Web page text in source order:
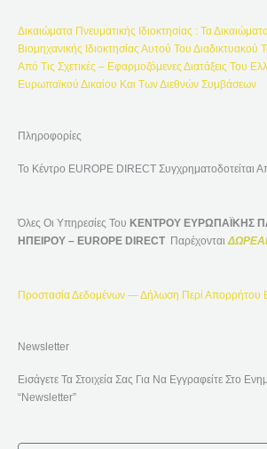
Α
Δικαιώματα Πνευματικής Ιδιοκτησίας : Τα
Βιομηχανικής Ιδιοκτησίας Αυτού Του
Από Τις Σχετικές – Εφαρμοζόμενες Διατάξεις Του
Ευρωπαϊκού Δικαίου Και Των Διεθνών Συμβάσεων
Πληροφορίες
Το Κέντρο EUROPE DIRECT Συγχρηματοδοτείται
Όλες Οι Υπηρεσίες Του ΚΕΝΤΡΟΥ ΕΥΡΩΠΑΪΚΗΣ
ΗΠΕΙΡΟΥ – EUROPE DIRECT Παρέχονται
Προστασία Δεδομένων — Δήλωση Περί Απορρήτου
Newsletter
Εισάγετε Τα Στοιχεία Σας Για Να Εγγραφείτε Στο
“Newsletter”